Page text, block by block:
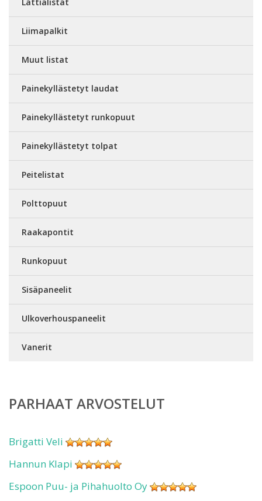
Liimapalkit
Muut listat
Painekyllästetyt laudat
Painekyllästetyt runkopuut
Painekyllästetyt tolpat
Peitelistat
Polttopuut
Raakapontit
Runkopuut
Sisäpaneelit
Ulkoverhouspaneelit
Vanerit
PARHAAT ARVOSTELUT
Brigatti Veli
Hannun Klapi
Espoon Puu- ja Pihahuolto Oy